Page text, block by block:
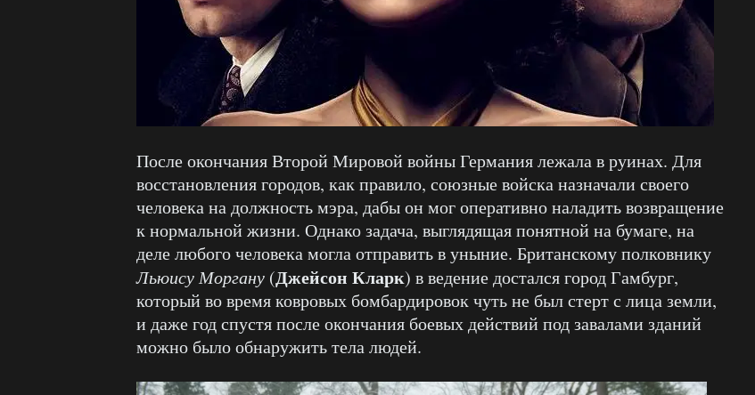
После окончания Второй Мировой войны Германия лежала в руинах. Для
восстановления городов, как правило, союзные войска назначали своего
человека на должность мэра, дабы он мог оперативно наладить возвращение
к нормальной жизни. Однако задача, выглядящая понятной на бумаге, на
деле любого человека могла отправить в уныние. Британскому полковнику
Льюису Моргану (Джейсон Кларк) в ведение достался город Гамбург,
который во время ковровых бомбардировок чуть не был стерт с лица земли,
и даже год спустя после окончания боевых действий под завалами зданий
можно было обнаружить тела людей.